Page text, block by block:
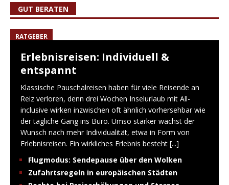
GUT BERATEN
RATGEBER
Erlebnisreisen: Individuell &
entspannt
Klassische Pauschalreisen haben für viele Reisende an
Reiz verloren, denn drei Wochen Inselurlaub mit All-
inclusive wirken inzwischen oft ähnlich vorhersehbar wie
der tägliche Gang ins Büro. Umso stärker wächst der
Wunsch nach mehr Individualität, etwa in Form von
Erlebnisreisen. Ein wirkliches Erlebnis besteht [...]
Flugmodus: Sendepause über den Wolken
Zufahrtsregeln in europäischen Städten